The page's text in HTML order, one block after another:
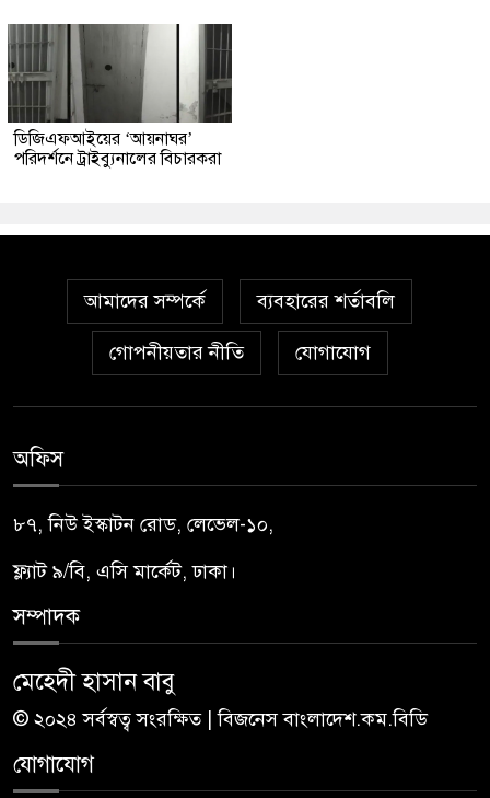
ডিজিএফআইয়ের ‘আয়নাঘর’
পরিদর্শনে ট্রাইব্যুনালের বিচারকরা
আমাদের সম্পর্কে ব্যবহারের শর্তাবলি
গোপনীয়তার নীতি যোগাযোগ
অফিস
৮৭, নিউ ইস্কাটন রোড, লেভেল-১০,
ফ্ল্যাট ৯/বি, এসি মার্কেট, ঢাকা।
সম্পাদক
মেহেদী হাসান বাবু
© ২০২৪ সর্বস্বত্ব সংরক্ষিত | বিজনেস বাংলাদেশ.কম.বিডি
যোগাযোগ